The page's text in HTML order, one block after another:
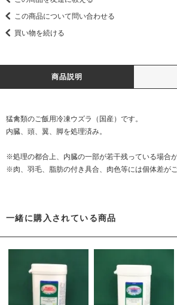
この商品について問い合わせる
買い物を続ける
商品説明
猛禽類のご飯用冷凍ウズラ（国産）です。
内臓、頭、翼、脚を処理済み。
※処理の都合上、内臓の一部が若干残っている場合が
※肉、羽毛、脂肪の付き具合、肉色等には個体差がご
一緒に購入されている商品